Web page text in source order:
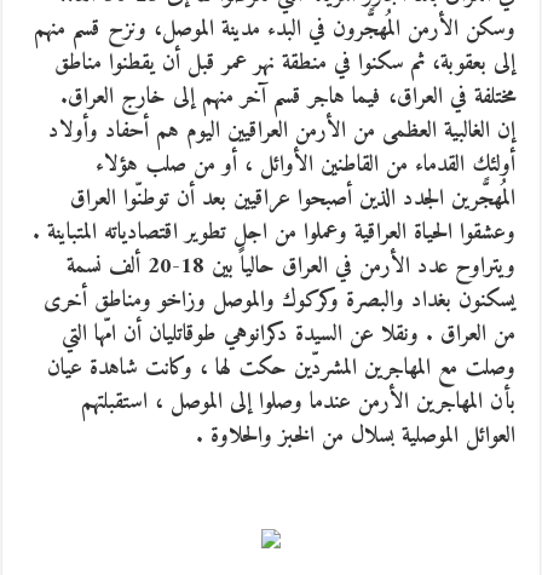
وسكن الأرمن المُهجًّرون في البدء مدينة الموصل، ونزح قسم منهم
إلى بعقوبة، ثم سكنوا في منطقة نهر عمر قبل أن يقطنوا مناطق
مختلفة في العراق، فيما هاجر قسم آخر منهم إلى خارج العراق.
إن الغالبية العظمى من الأرمن العراقيين اليوم هم أحفاد وأولاد
أولئك القدماء من القاطنين الأوائل ، أو من صلب هؤلاء
المُهجًّرين الجدد الذين أصبحوا عراقيين بعد أن توطنّوا العراق
وعشقوا الحياة العراقية وعملوا من اجل تطوير اقتصادياته المتباينة .
ويتراوح عدد الأرمن في العراق حالياً بين 18-20 ألف نسمة
يسكنون بغداد والبصرة وكركوك والموصل وزاخو ومناطق أخرى
من العراق . ونقلا عن السيدة دكرانوهي طوقاتليان أن امّها التي
وصلت مع المهاجرين المشردّين حكت لها ، وكانت شاهدة عيان
بأن المهاجرين الأرمن عندما وصلوا إلى الموصل ، استقبلتهم
العوائل الموصلية بسلال من الخبز والحلاوة .